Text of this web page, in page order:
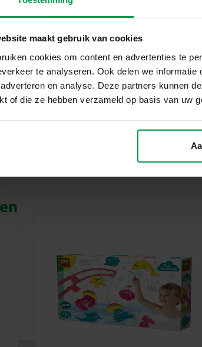
maakt gebruik van cookies
cookies om content en advertenties te
te analyseren. Ook delen we
en analyse. Deze partners kunnen
of die ze hebben verzameld op basis van uw